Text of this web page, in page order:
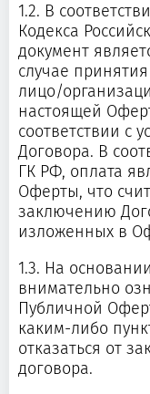
1.2. В
Кодекса
документ
случае
лицо/
настоящей
соответствии с
Договора. В
ГК РФ, оплата
Оферты, что
заключению
изложенных в
1.3. На
внимательно
Публичной
каким-либо
отказаться от
договора.